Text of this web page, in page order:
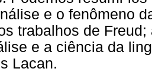
e o fenômeno
trabalhos de
e a ciência da
Lacan.